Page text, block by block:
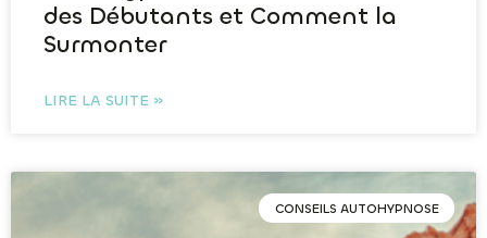
des Débutants et Comment la
Surmonter
LIRE LA SUITE »
CONSEILS AUTOHYPNOSE